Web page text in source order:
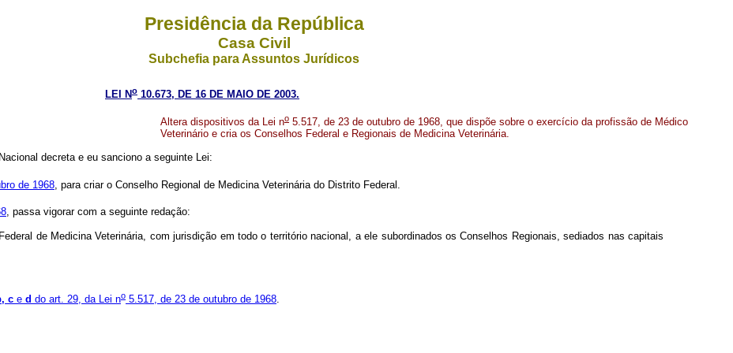
Presidência da República
Casa Civil
Subchefia para Assuntos Jurídicos
LEI No 10.673, DE 16 DE MAIO DE 2003.
Altera dispositivos da Lei no 5.517, de 23 de outubro de 1968, que dispõe sobre o exercício da profissão de Médico
Veterinário e cria os Conselhos Federal e Regionais de Medicina Veterinária.
decreta e eu sanciono a seguinte Lei:
de 1968 , para criar o Conselho Regional de Medicina Veterinária do Distrito Federal.
, passa vigorar com a seguinte redação:
de Medicina Veterinária, com jurisdição em todo o território nacional, a ele subordinados os Conselhos Regionais, sediados nas capitais
c e d do art. 29, da Lei no 5.517, de 23 de outubro de 1968.